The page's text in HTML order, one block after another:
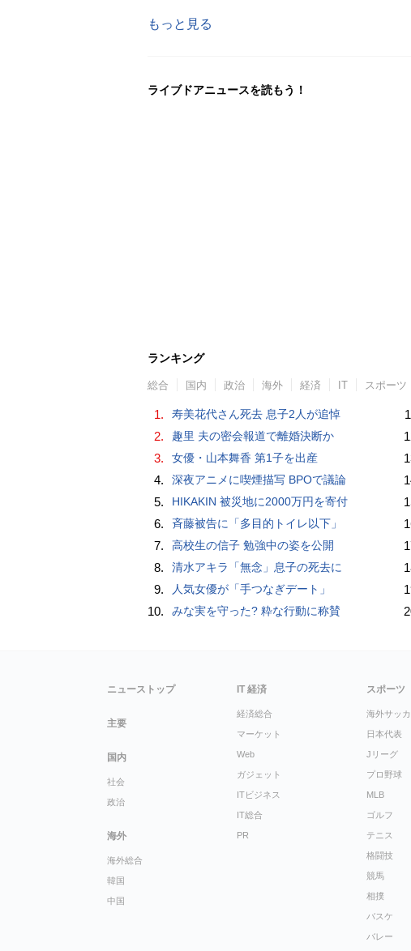
もっと見る
ライブドアニュースを読もう！
ランキング
総合 国内 政治 海外 経済 IT スポーツ
1. 寿美花代さん死去 息子2人が追悼
2. 趣里 夫の密会報道で離婚決断か
3. 女優・山本舞香 第1子を出産
4. 深夜アニメに喫煙描写 BPOで議論
5. HIKAKIN 被災地に2000万円を寄付
6. 斉藤被告に「多目的トイレ以下」
7. 高校生の信子 勉強中の姿を公開
8. 清水アキラ「無念」息子の死去に
9. 人気女優が「手つなぎデート」
10. みな実を守った? 粋な行動に称賛
ニューストップ
主要
国内
社会
政治
海外
海外総合
韓国
中国
IT 経済
経済総合
マーケット
Web
ガジェット
ITビジネス
IT総合
PR
スポーツ
海外サッ
日本代表
Jリーグ
プロ野球
MLB
ゴルフ
テニス
格闘技
競馬
相撲
バスケ
バレー